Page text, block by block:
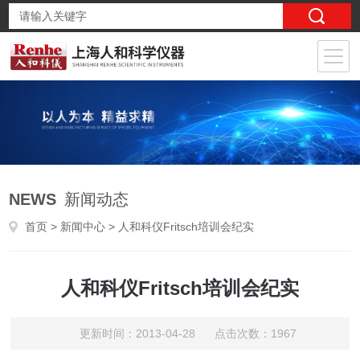
NEWS 新闻动态
首页 > 新闻中心 > 人和科仪Fritsch培训会纪实
人和科仪Fritsch培训会纪实
更新时间：2013-04-28 点击次数：1967